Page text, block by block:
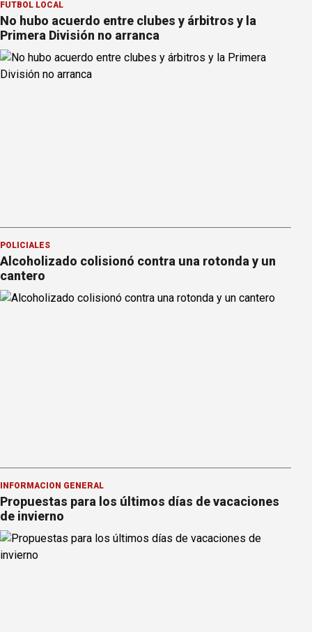
FÚTBOL LOCAL
No hubo acuerdo entre clubes y árbitros y la
Primera División no arranca
POLICIALES
Alcoholizado colisionó contra una rotonda y un
cantero
INFORMACION GENERAL
Propuestas para los últimos días de vacaciones
de invierno